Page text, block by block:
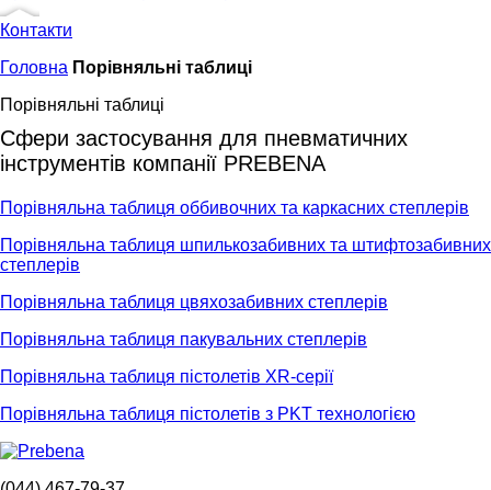
Контакти
Головна Порівняльні таблиці
Порівняльні таблиці
Сфери застосування для пневматичних
інструментів компанії PREBENA
Порівняльна таблиця оббивочних та каркасних степлерів
Порівняльна таблиця шпилькозабивних та штифтозабивних
степлерів
Порівняльна таблиця цвяхозабивних степлерів
Порівняльна таблиця пакувальних степлерів
Порівняльна таблиця пістолетів XR-серії
Порівняльна таблиця пістолетів з PKT технологією